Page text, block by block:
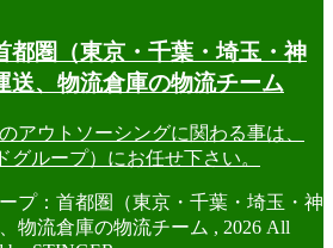
都圏（東京・千葉・埼玉・神
送、物流倉庫の物流チーム
アウトソーシングに関わる事は、
グループ）にお任せ下さい。
プ：首都圏（東京・千葉・埼玉・神
物流倉庫の物流チーム , 2026 All